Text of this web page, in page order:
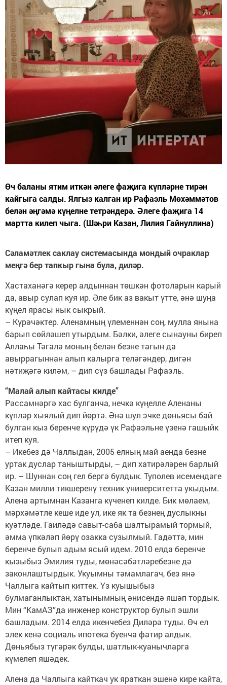
Өч баланы ятим иткән әлеге фаҗига күпләрне тирән
кайгыга салды. Ялгыз калган ир Рафаэль Мөхәммәтов
белән әңгәмә күңелне тетрәндерә. Әлеге фаҗига 14
мартта килеп чыга. (Шәһри Казан, Лилия Гайнуллина)
Сәламәтлек саклау системасында мондый очраклар
меңгә бер тапкыр гына була, диләр.
Хастаханәгә керер алдыннан төшкән фотоларын карый
да, авыр сулап куя ир. Әле бик аз вакыт үтте, әнә шуңа
күңел ярасы нык сыкрый.
– Күрәчәктер. Аленамның үлеменнән соң, мулла янына
барып сөйләшеп утырдым. Бәлки, әлеге сынауны биреп
Аллаһы Тәгалә моның белән безне тагын да
авыррагыннан алып калырга теләгәндер, дигән
нәтиҗәгә киләм, – дип сүз башлады Рафаэль.
“Малай алып кайтасы килде”
Рәссамнәргә хас булганча, нечкә күңелле Аленаны
күпләр хыялый дип йөртә. Әнә шул эчке дөньясы бай
булган кыз беренче күрүдә үк Рафаэльне үзенә гашыйк
итеп куя.
– Икебез дә Чаллыдан, 2005 елның май аенда безне
уртак дуслар таныштырды, – дип хатирәләрен барлый
ир. – Шуннан соң гел бергә булдык. Туполев исемендәге
Казан милли тикшеренү техник университетта укыдым.
Алена артымнан Казанга күченеп килде. Бик мөлаем,
мәрхәмәтле кеше иде ул, ике як та безнең дуслыкны
куәтләде. Гаиләдә савыт-саба шалтырамый тормый,
әмма үпкәләп йөрү озакка сузылмый. Гадәттә, мин
беренче булып адым ясый идем. 2010 елда беренче
кызыбыз Эмилия туды, мөнәсәбәтләребезне дә
законлаштырдык. Укуымны тәмамлагач, без янә
Чаллыга кайтып киттек. Үз куышыбыз
булмаганлыктан, хатынымның әнисендә яшәп тордык.
Мин “КамАЗ”да инженер конструктор булып эшли
башладым. 2014 елда икенчебез Диләрә туды. Өч ел
элек кенә социаль ипотека буенча фатир алдык.
Дөньябыз түгәрәк булды, шатлык-куанычларга
күмелеп яшәдек.
Алена да Чаллыга кайткач ук яраткан эшенә кире кайта,